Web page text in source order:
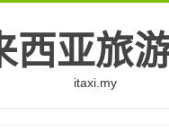
西亚旅
itaxi.my